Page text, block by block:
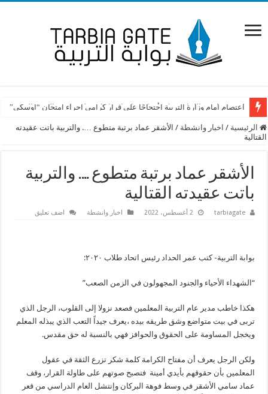
لجنة متعاقدي اللبنانية تؤكد أن إعتصامها غدا قائم على طريق القصر الجمهوري
اعتصام امام وزارة التربية احتجاجًا على قرار كرامي إجراء امتحان “اوسكي”
الرئيسية / اخبار وانشطة / الأشقر عماد برتبة متطوع …. والتربية باتت عقيدته
القتالية
الأشقر عماد برتبة متطوع …. والتربية
باتت عقيدته القتالية
tarbiagate 2 أغسطس، 2022 اخبار وانشطة اضف تعليق
بوابة التربية- كتب عمر الحداد رئيس اتحاد طلاب ٢٠٢٠:
“الشهداء الأحياء والجنود المجهولون في الزمن الصعب”
هكذا خاطب مدير عام التربية المعلمين فصعد نزولا إلى القلوب، الرجل الذي
تربى في بيت متواضع وشق طريقه بيده ،يعرف جيداً التعب الذي يبذله المعلم
ويخجل المساومة على الحقوق والحوافز فهي بالنسبة له حق مقدس.
ولكن الرجل يعرف أن مفتاح الكرامة كلمة شكر تزرع الثقة في عقول
المعلمين بأن حقوقهم بأيدي أمينة فتصبح صوتهم على طاولة القرار، وقف
عماد سامي الأشقر في وسط فوهة البركان وإنتشل العام الدراسي من قعر